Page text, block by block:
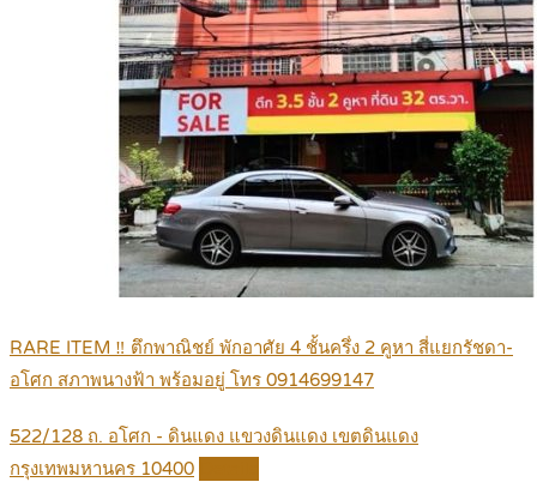
RARE ITEM ‼ ตึกพาณิชย์ พักอาศัย 4 ชั้นครึ่ง 2 คูหา สี่แยกรัชดา-
อโศก สภาพนางฟ้า พร้อมอยู่ โทร 0914699147
522/128 ถ. อโศก - ดินแดง แขวงดินแดง เขตดินแดง
กรุงเทพมหานคร 10400